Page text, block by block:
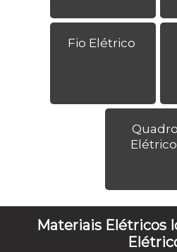
Fio Elétrico
Materiais Elétricos